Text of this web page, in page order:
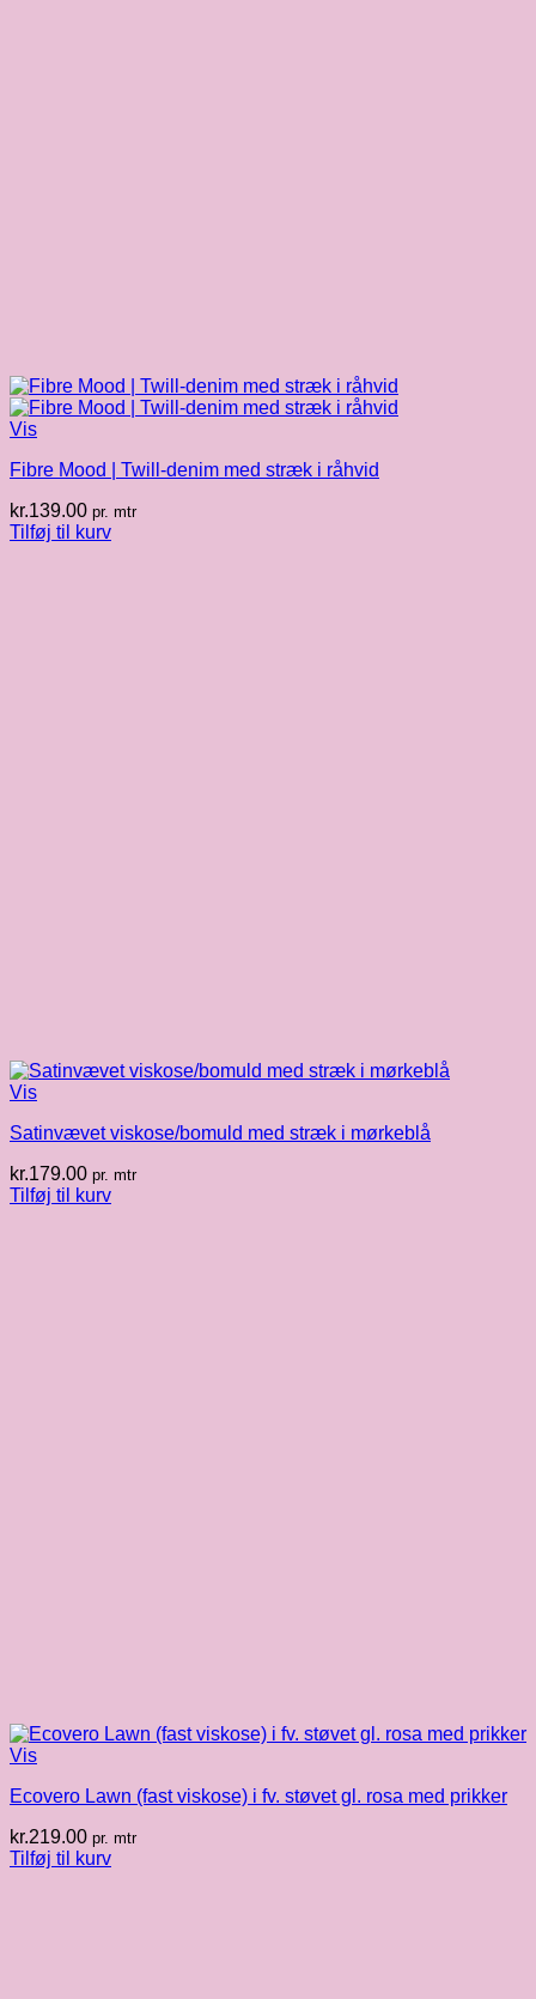
Vis
Fibre Mood | Twill-denim med stræk i råhvid
kr.139.00 pr. mtr
Tilføj til kurv
Vis
Satinvævet viskose/bomuld med stræk i mørkeblå
kr.179.00 pr. mtr
Tilføj til kurv
Vis
Ecovero Lawn (fast viskose) i fv. støvet gl. rosa med prikker
kr.219.00 pr. mtr
Tilføj til kurv